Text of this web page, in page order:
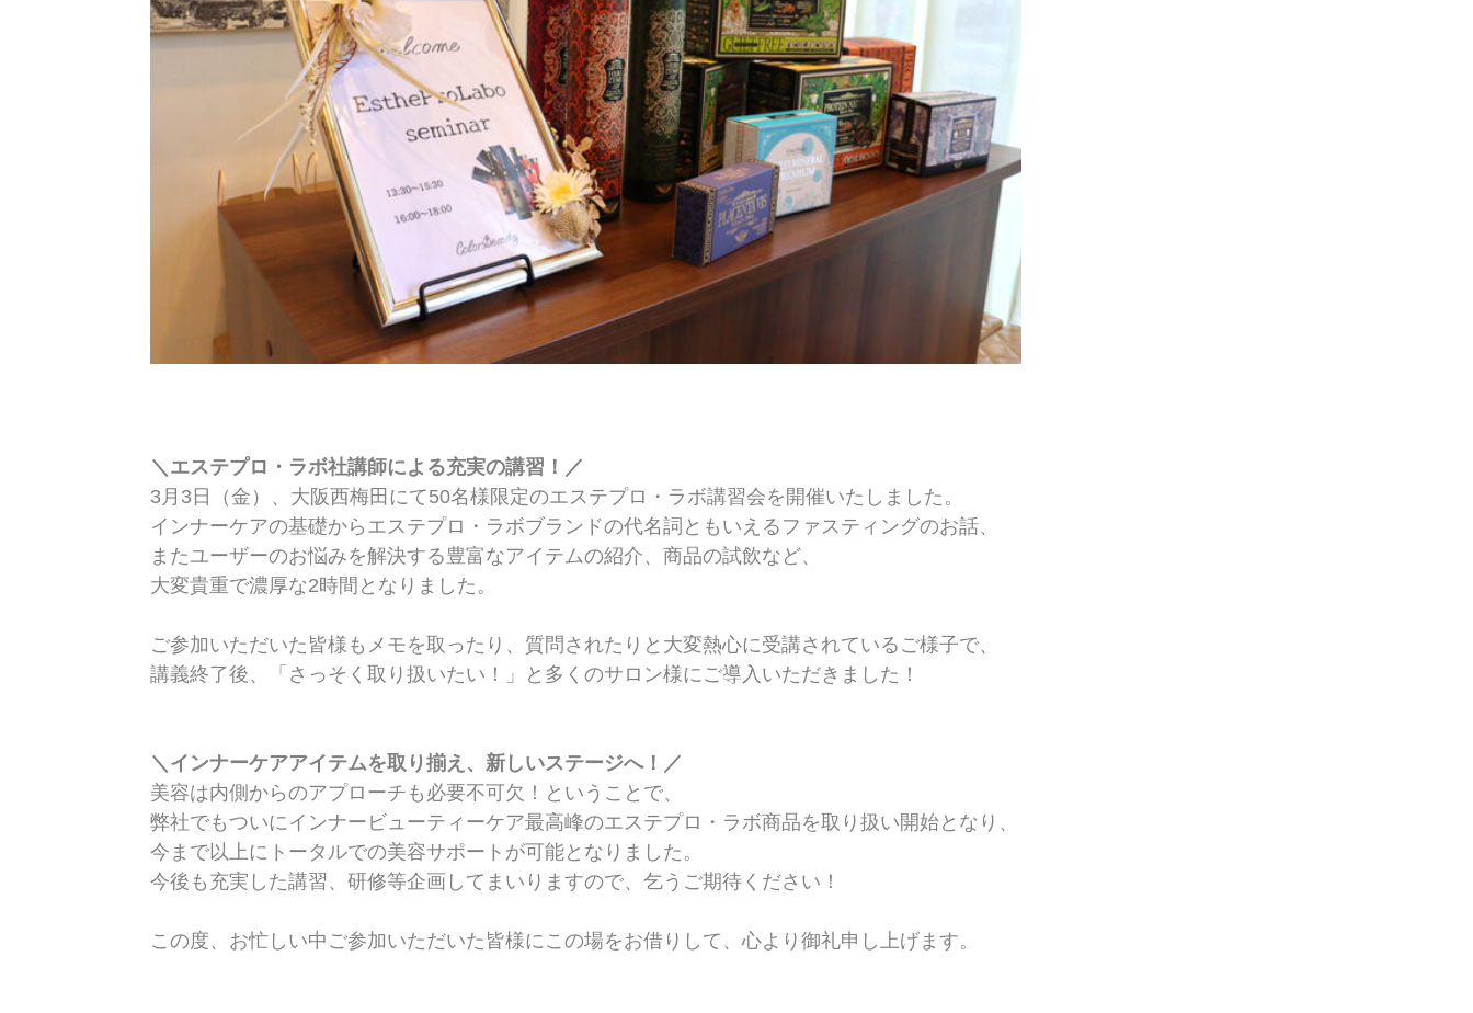
＼エステプロ・ラボ社講師による充実の講習！／
3月3日（金）、大阪西梅田にて50名様限定のエステプロ・ラボ講習会を開催いたしました。
インナーケアの基礎からエステプロ・ラボブランドの代名詞ともいえるファスティングのお話、
またユーザーのお悩みを解決する豊富なアイテムの紹介、商品の試飲など、
大変貴重で濃厚な2時間となりました。
ご参加いただいた皆様もメモを取ったり、質問されたりと大変熱心に受講されているご様子で、
講義終了後、「さっそく取り扱いたい！」と多くのサロン様にご導入いただきました！
＼インナーケアアイテムを取り揃え、新しいステージへ！／
美容は内側からのアプローチも必要不可欠！ということで、
弊社でもついにインナービューティーケア最高峰のエステプロ・ラボ商品を取り扱い開始となり、
今まで以上にトータルでの美容サポートが可能となりました。
今後も充実した講習、研修等企画してまいりますので、乞うご期待ください！
この度、お忙しい中ご参加いただいた皆様にこの場をお借りして、心より御礼申し上げます。